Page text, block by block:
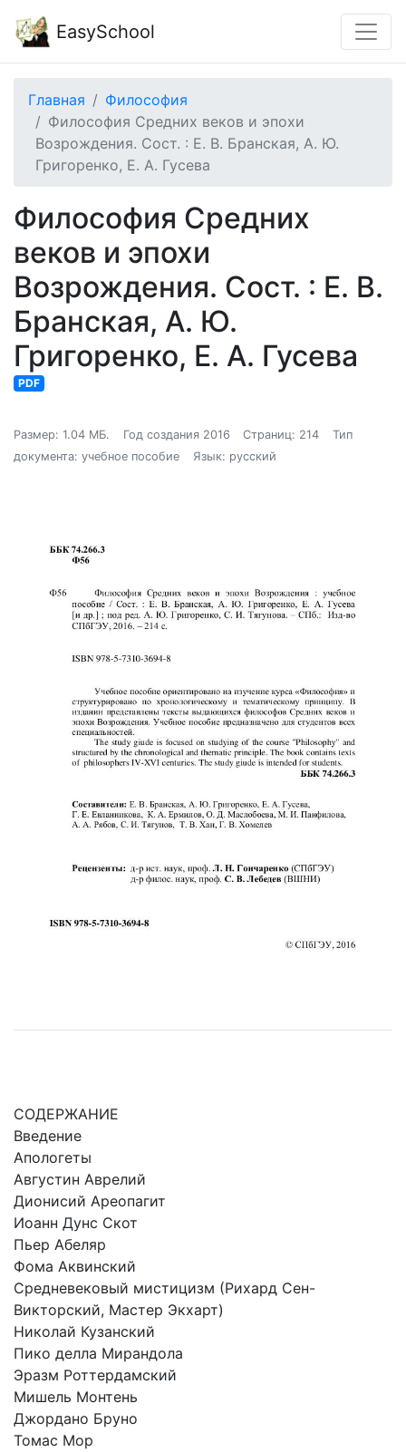
EasySchool
Главная
Философия
Философия Средних веков и эпохи
Возрождения. Сост. : Е. В. Бранская, А. Ю.
Григоренко, Е. А. Гусева
Философия Средних
веков и эпохи
Возрождения. Сост. : Е. В.
Бранская, А. Ю.
Григоренко, Е. А. Гусева
PDF
Размер: 1.04 МБ. Год создания 2016 Страниц: 214
Тип
документа: учебное пособие
Язык: русский
СОДЕРЖАНИЕ
Введение
Апологеты
Августин Аврелий
Дионисий Ареопагит
Иоанн Дунс Скот
Пьер Абеляр
Фома Аквинский
Средневековый мистицизм (Рихард Сен-
Викторский, Мастер Экхарт)
Николай Кузанский
Пико делла Мирандола
Эразм Роттердамский
Мишель Монтень
Джордано Бруно
Томас Мор